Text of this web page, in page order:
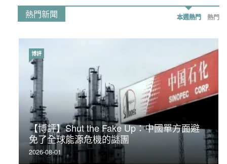
熱門新聞 本週熱門 熱門
【博評】Shut the Fake Up：中國單方面避
免了全球能源危機的謎團
2026-08-01
博評
荃灣反黑組「砌生豬肉」砌錯O記臥底4警員
被控
2019-11-01
時事政治